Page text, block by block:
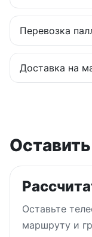
Перевозка
Доставка на
Оставьте
маршруту и